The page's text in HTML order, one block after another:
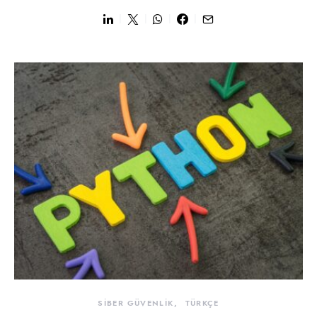
SİBER GÜVENLİK TÜRKÇE